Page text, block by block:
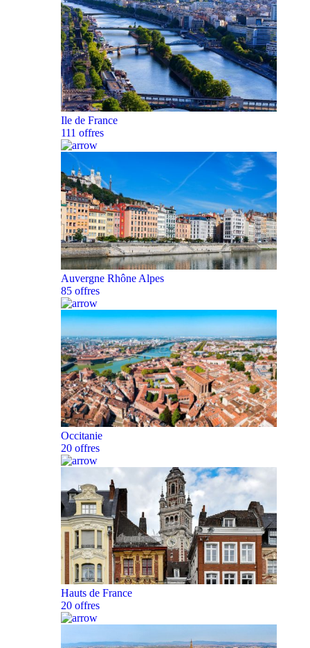
Ile de France
111 offres
Auvergne Rhône Alpes
85 offres
Occitanie
20 offres
Hauts de France
20 offres